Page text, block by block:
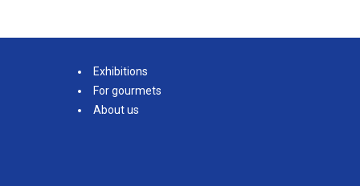
Exhibitions
For gourmets
About us